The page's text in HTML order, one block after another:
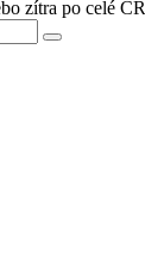
zítra po celé ČR